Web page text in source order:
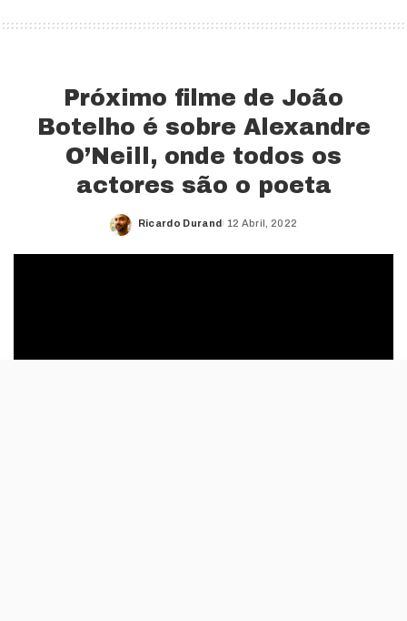
Próximo filme de João
Botelho é sobre Alexandre
O’Neill, onde todos os
actores são o poeta
Posted
Ricardo Durand 12 Abril, 2022